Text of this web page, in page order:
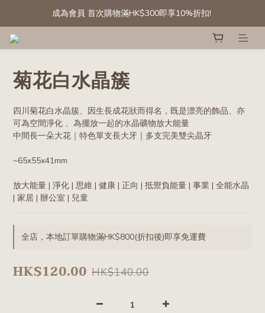
成為會員 首次購物滿HK$300即享10%折扣!
成為會員 首次購物滿HK$300即享10%折扣!
成為會員 首次購物滿HK$300即享10%折扣!
菊花白水晶簇
四川菊花白水晶簇、因生長成花狀而得名，既是漂亮的飾品、亦
可為空間淨化 、為擺放一起的水晶礦物放大能量
中間長一朵大花｜特色單支長大牙｜多支完美雙尖晶牙
~65x55x41mm
放大能量 | 淨化 | 思維 | 健康 | 正向 | 抵禦負能量 | 事業 | 全能水晶
| 家居 | 辦公室 | 兒童
全店，本地訂單購物滿HK$800(折扣後)即享免運費
HK$120.00 HK$140.00